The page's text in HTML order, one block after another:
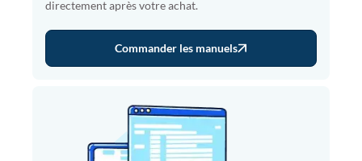
directement après votre achat.
Commander les manuels